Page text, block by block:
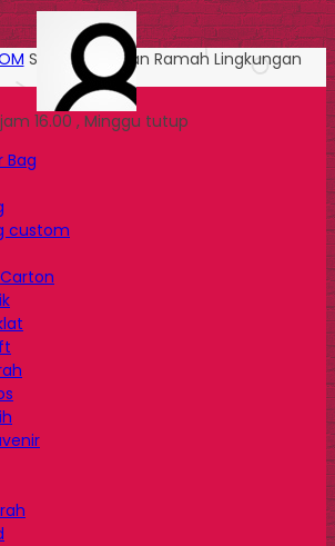
Solusi Kemasan Ramah Lingkungan
16.00 , Minggu tutup
Bag
custom